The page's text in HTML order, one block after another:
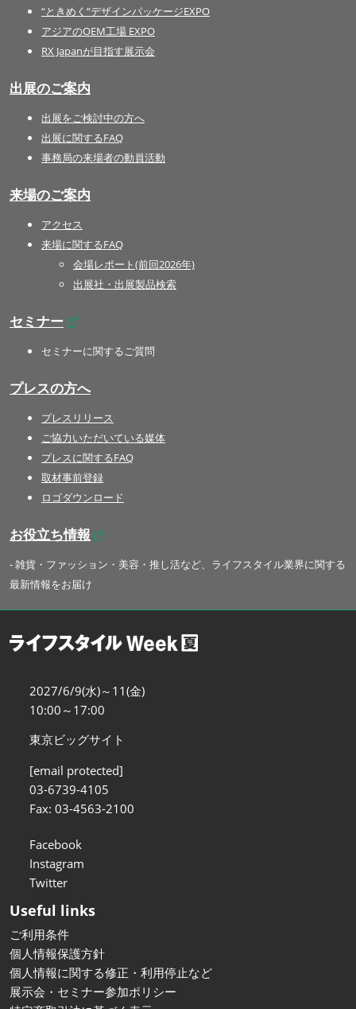
“ときめく“デザインパッケージEXPO
アジアのOEM工場 EXPO
RX Japanが目指す展示会
出展のご案内
出展をご検討中の方へ
出展に関するFAQ
事務局の来場者の動員活動
来場のご案内
アクセス
来場に関するFAQ
会場レポート(前回2026年)
出展社・出展製品検索
セミナー
セミナーに関するご質問
プレスの方へ
プレスリリース
ご協力いただいている媒体
プレスに関するFAQ
取材事前登録
ロゴダウンロード
お役立ち情報
- 雑貨・ファッション・美容・推し活など、ライフスタイル業界に関する
最新情報をお届け
2027/6/9(水)～11(金)
10:00～17:00
東京ビッグサイト
[email protected]
03-6739-4105
Fax: 03-4563-2100
Facebook
Instagram
Twitter
Useful links
ご利用条件
個人情報保護方針
個人情報に関する修正・利用停止など
展示会・セミナー参加ポリシー